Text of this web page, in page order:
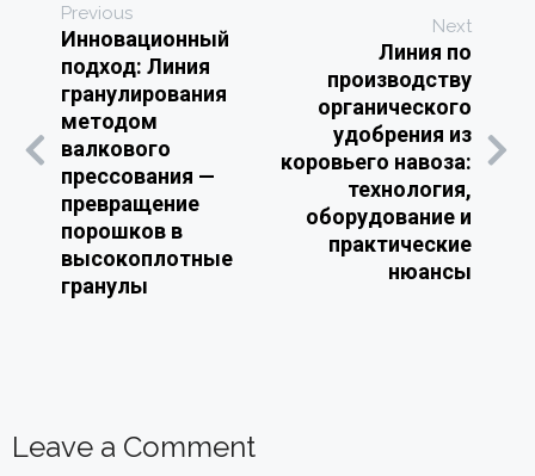
Previous
Инновационный
подход: Линия
гранулирования
методом
валкового
прессования —
превращение
порошков в
высокоплотные
гранулы
Next
Линия по
производству
органического
удобрения из
коровьего навоза:
технология,
оборудование и
практические
нюансы
Leave a Comment